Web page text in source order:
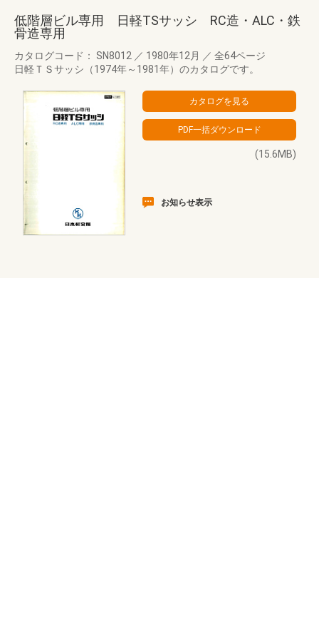
低階層ビル専用 日軽TSサッシ RC造・ALC・鉄
骨造専用
カタログコード： SN8012 ／ 1980年12月 ／ 全64ページ
日軽ＴＳサッシ（1974年～1981年）のカタログです。
(15.6MB)
お知らせ表示